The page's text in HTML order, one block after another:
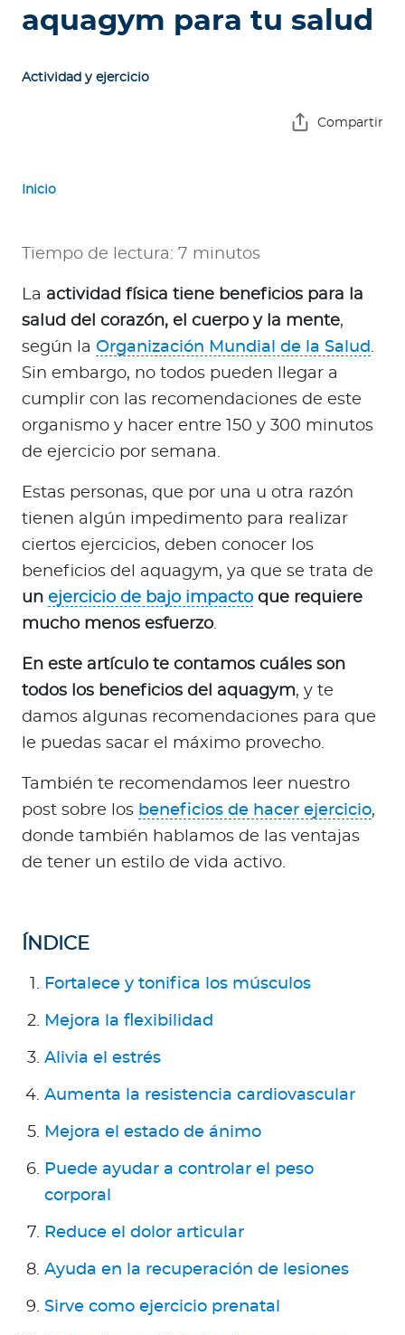
d
d
Ingresar a Mi Bupa
Para Clientes
Para Agentes
Red de Salud
Contáctanos
aquagym para tu salud
Actividad y ejercicio
Compartir
Inicio
Tiempo de lectura: 7 minutos
La actividad física tiene beneficios para la
salud del corazón, el cuerpo y la mente,
según la Organización Mundial de la Salud.
Sin embargo, no todos pueden llegar a
cumplir con las recomendaciones de este
organismo y hacer entre 150 y 300 minutos
de ejercicio por semana.
Estas personas, que por una u otra razón
tienen algún impedimento para realizar
ciertos ejercicios, deben conocer los
beneficios del aquagym, ya que se trata de
un ejercicio de bajo impactoque requiere
mucho menos esfuerzo.
En este artículo te contamos cuáles son
todos los beneficios del aquagym, y te
damos algunas recomendaciones para que
le puedas sacar el máximo provecho.
También te recomendamos leer nuestro
post sobre los beneficios de hacer ejercicio,
donde también hablamos de las ventajas
de tener un estilo de vida activo.
ÍNDICE
Fortalece y tonifica los músculos
Mejora la flexibilidad
Alivia el estrés
Aumenta la resistencia cardiovascular
Mejora el estado de ánimo
Puede ayudar a controlar el peso
corporal
Reduce el dolor articular
Ayuda en la recuperación de lesiones
Sirve como ejercicio prenatal